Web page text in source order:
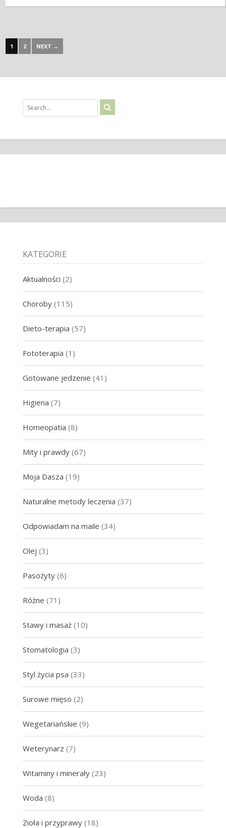
1 2 NEXT →
KATEGORIE
Aktualności (2)
Choroby(115)
Dieto-terapia (57)
Fototerapia (1)
Gotowane jedzenie (41)
Higiena (7)
Homeopatia (8)
Mity i prawdy(67)
Moja Dasza (19)
Naturalne metody leczenia (37)
Odpowiadam na maile (34)
Olej (3)
Pasożyty(6)
Różne (71)
Stawy i masaż(10)
Stomatologia (3)
Styl życia psa (33)
Surowe mięso (2)
Wegetariańskie (9)
Weterynarz (7)
Witaminy i minerały(23)
Woda (8)
Zioła i przyprawy(18)